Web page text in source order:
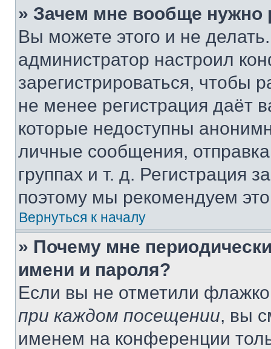
» Зачем мне вообще нужно
Вы можете этого и не
администратор настроил
зарегистрироваться, чтобы
не менее регистрация даёт
которые недоступны
личные сообщения,
группах и т. д. Регистрация
поэтому мы рекомендуем
Вернуться к началу
» Почему мне
имени и пароля?
Если вы не отметили
при каждом посещении, вы
именем на конференции